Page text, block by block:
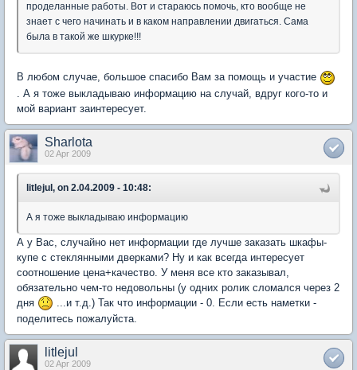
проделанные работы. Вот и стараюсь помочь, кто вообще не
знает с чего начинать и в каком направлении двигаться. Сама
была в такой же шкурке!!!
В любом случае, большое спасибо Вам за помощь и участие
. А я тоже выкладываю информацию на случай, вдруг кого-то и
мой вариант заинтересует.
Sharlota
02 Apr 2009
litlejul, on 2.04.2009 - 10:48:
А я тоже выкладываю информацию
А у Вас, случайно нет информации где лучше заказать шкафы-
купе с стеклянными дверками? Ну и как всегда интересует
соотношение цена+качество. У меня все кто заказывал,
обязательно чем-то недовольны (у одних ролик сломался через 2
дня
...и т.д.) Так что информации - 0. Если есть наметки -
поделитесь пожалуйста.
litlejul
02 Apr 2009